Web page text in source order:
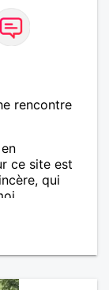
rencontre
ce site est
qui